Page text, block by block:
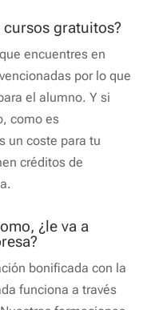
gratuitos?
encuentres en
por lo que
el alumno. Y si
como es
un coste para tu
créditos de
¿le va a
bonificada con la
funciona a través